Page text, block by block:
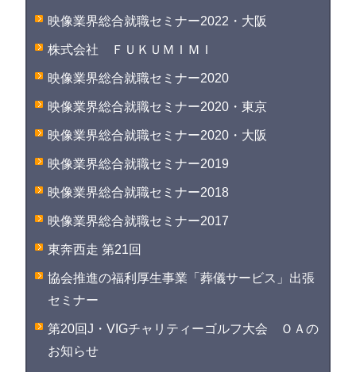
映像業界総合就職セミナー2022・大阪
株式会社 ＦＵＫＵＭＩＭＩ
映像業界総合就職セミナー2020
映像業界総合就職セミナー2020・東京
映像業界総合就職セミナー2020・大阪
映像業界総合就職セミナー2019
映像業界総合就職セミナー2018
映像業界総合就職セミナー2017
東奔西走 第21回
協会推進の福利厚生事業「葬儀サービス」出張
セミナー
第20回J・VIGチャリティーゴルフ大会 ＯＡの
お知らせ